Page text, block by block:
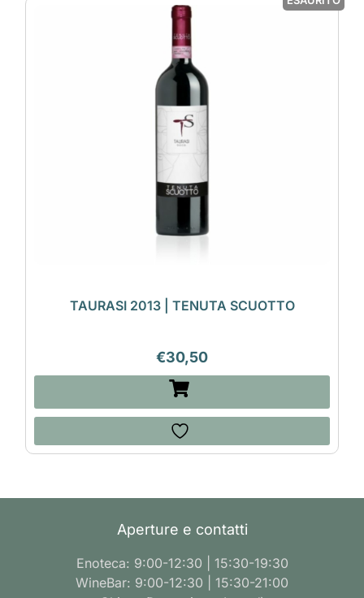
TAURASI 2013 | TENUTA SCUOTTO
€30,50
Aperture e contatti
Enoteca: 9:00-12:30 | 15:30-19:30
WineBar: 9:00-12:30 | 15:30-21:00